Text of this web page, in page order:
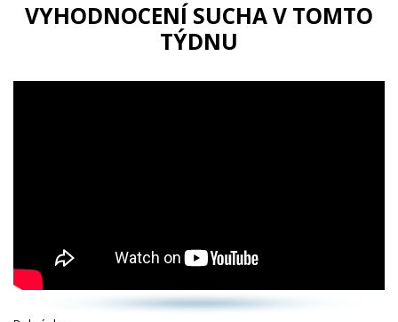
VYHODNOCENÍ SUCHA V TOMTO
TÝDNU